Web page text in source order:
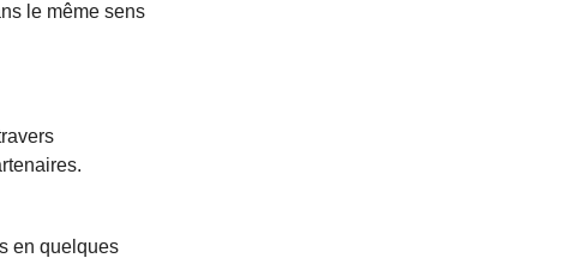
le même sens
en quelques